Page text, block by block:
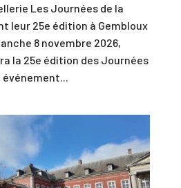
Les Journées de la
leur 25e édition à Gembloux
8 novembre 2026,
la 25e édition des Journées